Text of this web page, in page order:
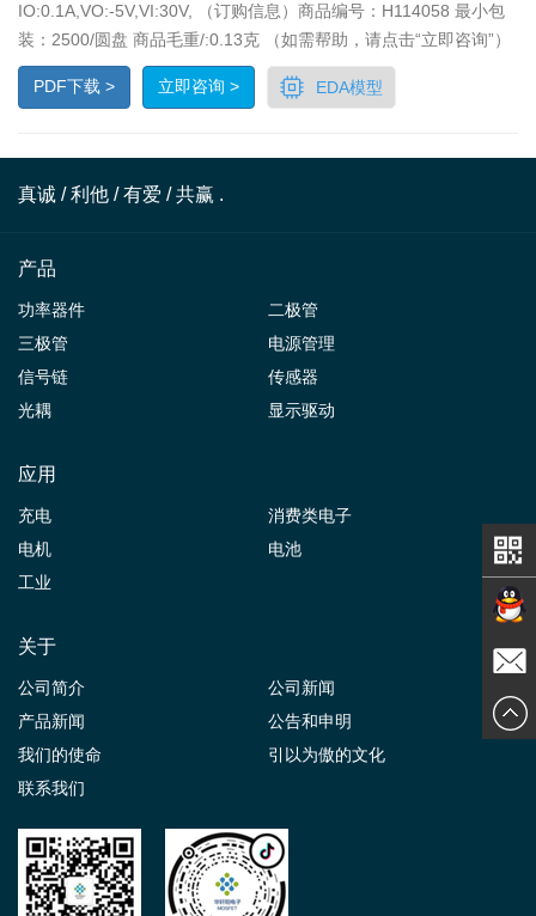
IO:0.1A,VO:-5V,VI:30V, （订购信息）商品编号：H114058 最小包
装：2500/圆盘 商品毛重/:0.13克 （如需帮助，请点击“立即咨询”）
PDF下载 > 立即咨询 > EDA模型
真诚 / 利他 / 有爱 / 共赢 .
产品
功率器件
二极管
三极管
电源管理
信号链
传感器
光耦
显示驱动
应用
充电
消费类电子
电机
电池
工业
关于
公司简介
公司新闻
产品新闻
公告和申明
我们的使命
引以为傲的文化
联系我们
在线交
谈
发送邮